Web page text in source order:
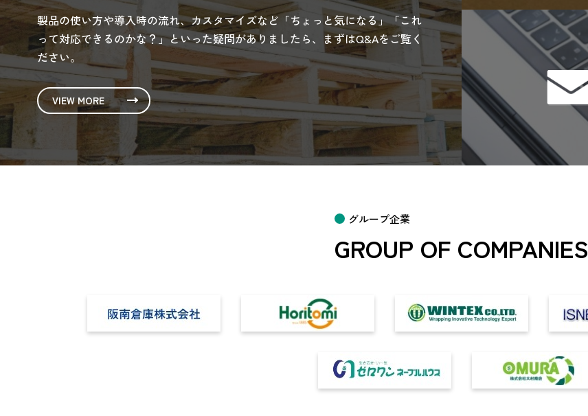
製品の使い方や導入時の流れ、カスタマイズなど「ちょっと気になる」「これ
って対応できるのかな？」といった疑問がありましたら、まずはQ&Aをご覧く
ださい。
VIEW MORE
グループ企業
GROUP OF COMPANIES